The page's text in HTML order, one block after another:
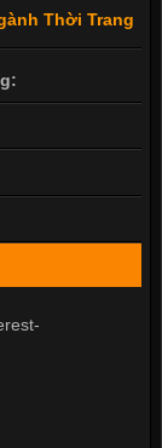
Thời Trang